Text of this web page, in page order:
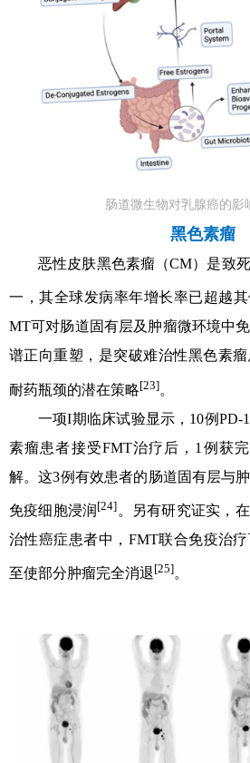
肠道微生物对乳腺癌的影
黑色素瘤
恶性皮肤黑色素瘤（CM）是致
一，其全球发病率年增长率已超越
MT可对肠道固有层及肿瘤微环境中
谱正向重塑，是突破难治性黑色素
耐药瓶颈的潜在策略[23]。
一项I期临床试验显示，10例PD-
素瘤患者接受FMT治疗后，1例获
解。这3例有效患者的肠道固有层与
免疫细胞浸润 [24] 。另有研究证实，
治性癌症患者中，FMT联合免疫治
至使部分肿瘤完全消退 [25]。